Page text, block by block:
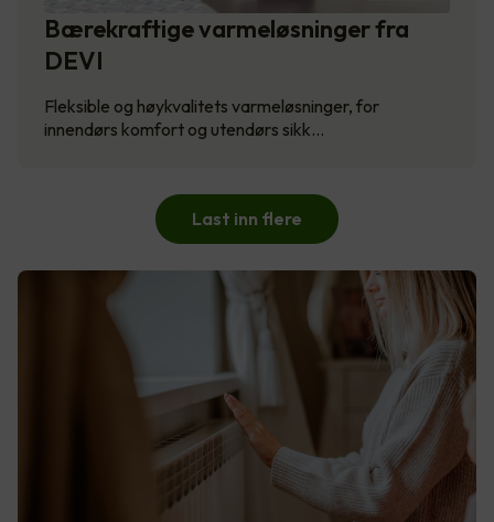
Bærekraftige varmeløsninger fra
DEVI
Fleksible og høykvalitets varmeløsninger, for
innendørs komfort og utendørs sikk…
Last inn flere